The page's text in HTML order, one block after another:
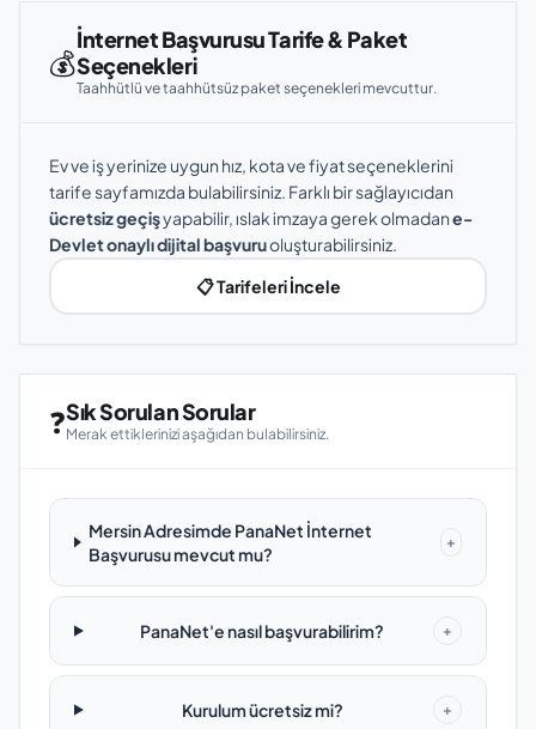
💰
İnternet Başvurusu Tarife & Paket
Seçenekleri
Taahhütlü ve taahhütsüz paket seçenekleri mevcuttur.
Ev ve iş yerinize uygun hız, kota ve fiyat seçeneklerini
tarife sayfamızda bulabilirsiniz. Farklı bir sağlayıcıdan
ücretsiz geçişyapabilir, ıslak imzaya gerek olmadane-
Devlet onaylı dijital başvuruoluşturabilirsiniz.
📋 Tarifeleri İncele
❓Sık Sorulan Sorular
Merak ettiklerinizi aşağıdan bulabilirsiniz.
Mersin Adresimde PanaNet İnternet
Başvurusu mevcut mu?
+
PanaNet'e nasıl başvurabilirim? +
Kurulum ücretsiz mi? +